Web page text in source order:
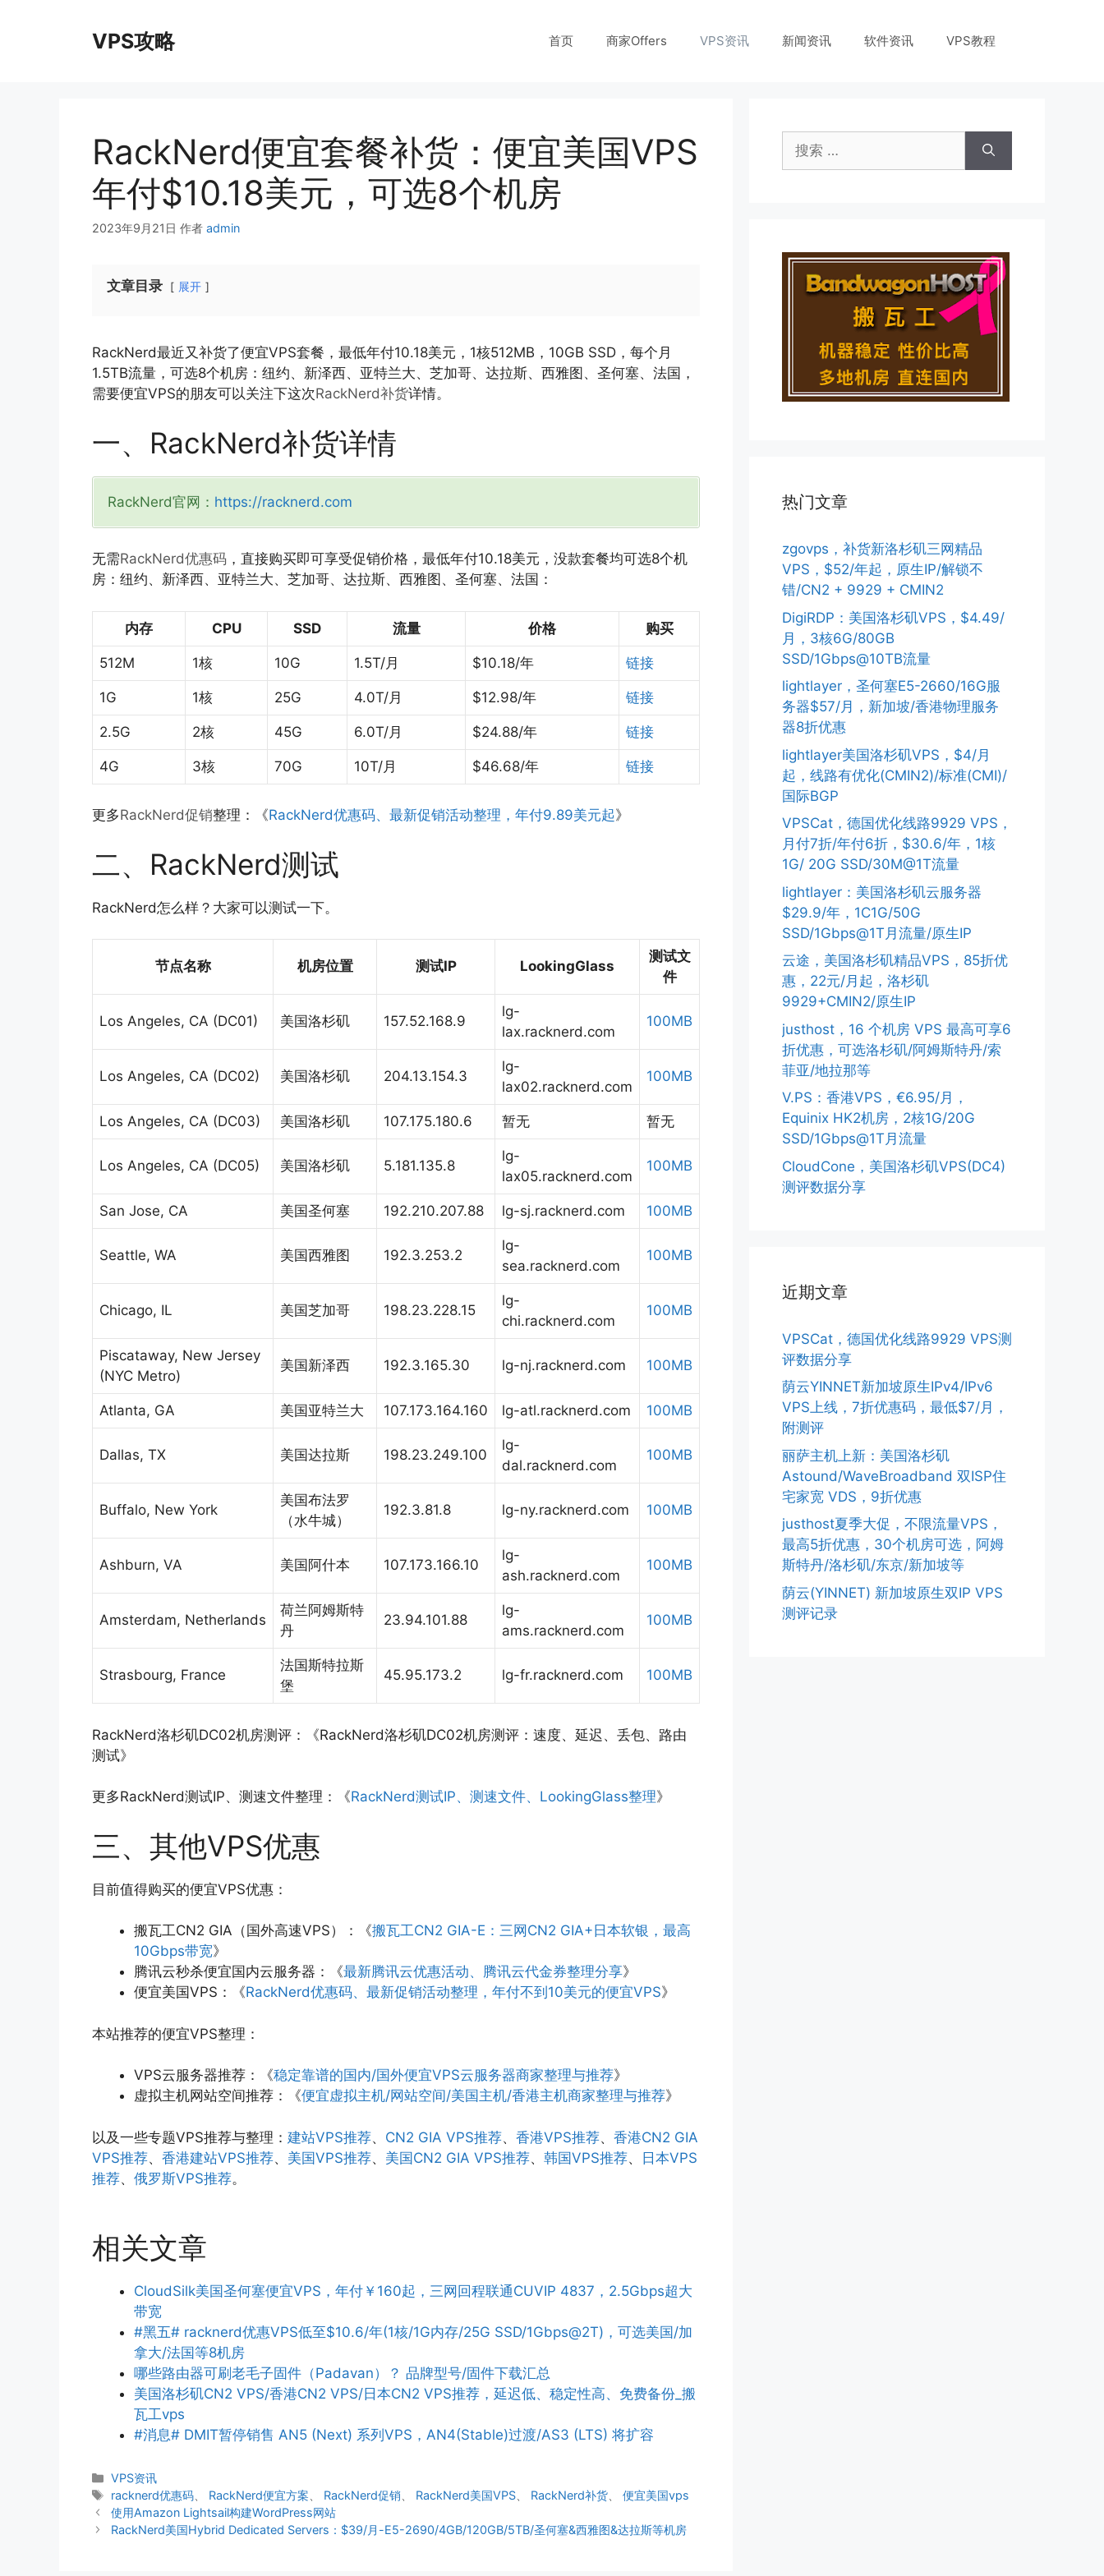
VPS攻略 首页 商家Offers VPS资讯 新闻资讯 软件资讯 VPS教程
RackNerd便宜套餐补货：便宜美国VPS
年付$10.18美元，可选8个机房
2023年9月21日 作者 admin
文章目录 展开
RackNerd最近又补货了便宜VPS套餐，最低年付10.18美元，1核512MB，10GB SSD，每个月
1.5TB流量，可选8个机房：纽约、新泽西、亚特兰大、芝加哥、达拉斯、西雅图、圣何塞、法国，
需要便宜VPS的朋友可以关注下这次RackNerd补货详情。
一、RackNerd补货详情
RackNerd官网： https://racknerd.com
无需RackNerd优惠码 ，直接购买即可享受促销价格，最低年付10.18美元，没款套餐均可选8个机
房：纽约、新泽西、亚特兰大、芝加哥、达拉斯、西雅图、圣何塞、法国：
内存 CPU SSD 流量 价格 购买
512M 1核 10G 1.5T/月 $10.18/年 链接
1G 1核 25G 4.0T/月 $12.98/年 链接
2.5G 2核 45G 6.0T/月 $24.88/年 链接
4G 3核 70G 10T/月 $46.68/年 链接
更多RackNerd促销整理：《RackNerd优惠码、最新促销活动整理，年付9.89美元起》
二、RackNerd测试
RackNerd怎么样？大家可以测试一下。
节点名称 机房位置 测试IP LookingGlass
测试文
件
Los Angeles, CA (DC01) 美国洛杉矶 157.52.168.9
lg-
lax.racknerd.com
100MB
Los Angeles, CA (DC02) 美国洛杉矶 204.13.154.3
lg-
lax02.racknerd.com
100MB
Los Angeles, CA (DC03) 美国洛杉矶 107.175.180.6 暂无 暂无
Los Angeles, CA (DC05) 美国洛杉矶 5.181.135.8
lg-
lax05.racknerd.com
100MB
San Jose, CA 美国圣何塞 192.210.207.88 lg-sj.racknerd.com 100MB
Seattle, WA 美国西雅图 192.3.253.2
lg-
sea.racknerd.com
100MB
Chicago, IL 美国芝加哥 198.23.228.15
lg-
chi.racknerd.com
100MB
Piscataway, New Jersey
(NYC Metro)
美国新泽西 192.3.165.30 lg-nj.racknerd.com 100MB
Atlanta, GA 美国亚特兰大 107.173.164.160 lg-atl.racknerd.com 100MB
Dallas, TX 美国达拉斯 198.23.249.100
lg-
dal.racknerd.com
100MB
Buffalo, New York
美国布法罗
（水牛城）
192.3.81.8 lg-ny.racknerd.com 100MB
Ashburn, VA 美国阿什本 107.173.166.10
lg-
ash.racknerd.com
100MB
Amsterdam, Netherlands
荷兰阿姆斯特
丹
23.94.101.88
lg-
ams.racknerd.com
100MB
Strasbourg, France
法国斯特拉斯
堡
45.95.173.2 lg-fr.racknerd.com 100MB
RackNerd洛杉矶DC02机房测评：《RackNerd洛杉矶DC02机房测评：速度、延迟、丢包、路由
测试》
更多RackNerd测试IP、测速文件整理：《RackNerd测试IP、测速文件、LookingGlass整理》
三、其他VPS优惠
目前值得购买的便宜VPS优惠：
搬瓦工CN2 GIA（国外高速VPS）：《搬瓦工CN2 GIA-E：三网CN2 GIA+日本软银，最高
10Gbps带宽》
腾讯云秒杀便宜国内云服务器：《最新腾讯云优惠活动、腾讯云代金券整理分享》
便宜美国VPS：《RackNerd优惠码、最新促销活动整理，年付不到10美元的便宜VPS》
本站推荐的便宜VPS整理：
VPS云服务器推荐：《稳定靠谱的国内/国外便宜VPS云服务器商家整理与推荐》
虚拟主机网站空间推荐：《便宜虚拟主机/网站空间/美国主机/香港主机商家整理与推荐》
以及一些专题VPS推荐与整理： 建站VPS推荐、 CN2 GIA VPS推荐、 香港VPS推荐、 香港CN2 GIA
VPS推荐、 香港建站VPS推荐、 美国VPS推荐、 美国CN2 GIA VPS推荐、 韩国VPS推荐、 日本VPS
推荐、 俄罗斯VPS推荐。
相关文章
CloudSilk美国圣何塞便宜VPS，年付￥160起，三网回程联通CUVIP 4837，2.5Gbps超大
带宽
#黑五# racknerd优惠VPS低至$10.6/年(1核/1G内存/25G SSD/1Gbps@2T)，可选美国/加
拿大/法国等8机房
哪些路由器可刷老毛子固件（Padavan）？ 品牌型号/固件下载汇总
美国洛杉矶CN2 VPS/香港CN2 VPS/日本CN2 VPS推荐，延迟低、稳定性高、免费备份_搬
瓦工vps
#消息# DMIT暂停销售 AN5 (Next) 系列VPS，AN4(Stable)过渡/AS3 (LTS) 将扩容
分
类
VPS资讯
标
签
racknerd优惠码 RackNerd便宜方案 RackNerd促销 RackNerd美国VPS RackNerd补货 、便宜美国vps
使用Amazon Lightsail构建WordPress网站
RackNerd美国Hybrid Dedicated Servers：$39/月-E5-2690/4GB/120GB/5TB/圣何塞&西雅图&达拉斯等机房
索：
热门文章
zgovps，补货新洛杉矶三网精品
VPS，$52/年起，原生IP/解锁不
错/CN2 + 9929 + CMIN2
DigiRDP：美国洛杉矶VPS，$4.49/
月，3核6G/80GB
SSD/1Gbps@10TB流量
lightlayer，圣何塞E5-2660/16G服
务器$57/月，新加坡/香港物理服务
器8折优惠
lightlayer美国洛杉矶VPS，$4/月
起，线路有优化(CMIN2)/标准(CMI)/
国际BGP
VPSCat，德国优化线路9929 VPS，
月付7折/年付6折，$30.6/年，1核
1G/ 20G SSD/30M@1T流量
lightlayer：美国洛杉矶云服务器
$29.9/年，1C1G/50G
SSD/1Gbps@1T月流量/原生IP
云途，美国洛杉矶精品VPS，85折优
惠，22元/月起，洛杉矶
9929+CMIN2/原生IP
justhost，16 个机房 VPS 最高可享6
折优惠，可选洛杉矶/阿姆斯特丹/索
菲亚/地拉那等
V.PS：香港VPS，€6.95/月，
Equinix HK2机房，2核1G/20G
SSD/1Gbps@1T月流量
CloudCone，美国洛杉矶VPS(DC4)
测评数据分享
近期文章
VPSCat，德国优化线路9929 VPS测
评数据分享
荫云YINNET新加坡原生IPv4/IPv6
VPS上线，7折优惠码，最低$7/月，
附测评
丽萨主机上新：美国洛杉矶
Astound/WaveBroadband 双ISP住
宅家宽 VDS，9折优惠
justhost夏季大促，不限流量VPS，
最高5折优惠，30个机房可选，阿姆
斯特丹/洛杉矶/东京/新加坡等
荫云(YINNET) 新加坡原生双IP VPS
测评记录